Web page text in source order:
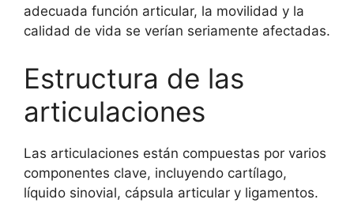
adecuada función articular, la movilidad y la
calidad de vida se verían seriamente afectadas.
Estructura de las
articulaciones
Las articulaciones están compuestas por varios
componentes clave, incluyendo cartílago,
líquido sinovial, cápsula articular y ligamentos.